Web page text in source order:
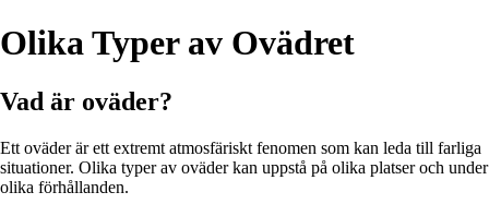
Olika Typer av Ovädret
Vad är oväder?
Ett oväder är ett extremt atmosfäriskt fenomen som kan leda till farliga
situationer. Olika typer av oväder kan uppstå på olika platser och under
olika förhållanden.